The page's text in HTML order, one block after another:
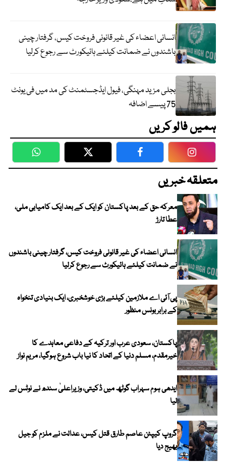
انسانی اعضاء کی غیر قانونی فروخت کیس، گرفتار چینی
باشندوں نے ضمانت کیلئے ہائیکورٹ سے رجوع کرلیا
بجلی مزید مہنگی، فیول ایڈجسٹمنٹ کی مد میں فی یونٹ
75 پیسے اضافہ
ہمیں فالو کریں
WhatsApp Twitter Facebook
متعلقہ خبریں
معرکہ حق کے بعد پاکستان کو ایک کے بعد ایک کامیابی ملی،
عطا تارڑ
انسانی اعضاء کی غیر قانونی فروخت کیس، گرفتار چینی باشندوں
نے ضمانت کیلئے ہائیکورٹ سے رجوع کرلیا
پی آئی اے ملازمین کیلئے بڑی خوشخبری، ایک بنیادی تنخواہ
کے برابر بونس منظور
پاکستان، سعودی عرب اور ترکیہ کے دفاعی معاہدے کا
خیرمقدم، مسلم دنیا کے اتحاد کا نیا باب شروع ہوگیا، مریم نواز
ایدھی ہوم سہراب گوٹھ میں ڈکیتی، وزیراعلیٰ سندھ نے نوٹس لے
لیا
گروپ کیپٹن عاصم طارق قتل کیس، عدالت نے ملزم کو جیل
بھیج دیا